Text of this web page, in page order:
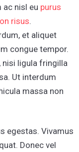
ac nisl eu purus
risus.
et aliquet
congue tempor.
nisi ligula fringilla
Ut interdum
massa non
egestas. Vivamus
Donec vel